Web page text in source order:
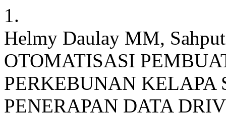
1.
Helmy Daulay MM,
OTOMATISASI
PERKEBUNAN
PENERAPAN DATA